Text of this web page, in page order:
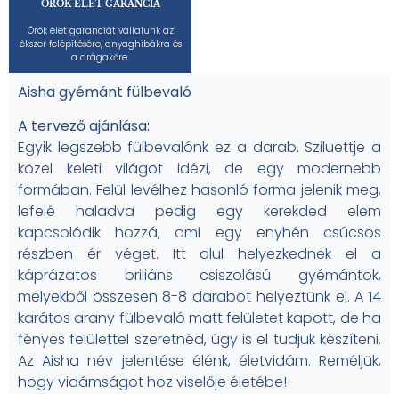
ÖRÖK ÉLET GARANCIA
Örök élet garanciát vállalunk az
ékszer felépítésére, anyaghibákra és
a drágakőre.
Aisha gyémánt fülbevaló
A tervező ajánlása:
Egyik legszebb fülbevalónk ez a darab. Sziluettje a
közel keleti világot idézi, de egy modernebb
formában. Felül levélhez hasonló forma jelenik meg,
lefelé haladva pedig egy kerekded elem
kapcsolódik hozzá, ami egy enyhén csúcsos
részben ér véget. Itt alul helyezkednek el a
káprázatos briliáns csiszolású gyémántok,
melyekből összesen 8-8 darabot helyeztünk el. A 14
karátos arany fülbevaló matt felületet kapott, de ha
fényes felülettel szeretnéd, úgy is el tudjuk készíteni.
Az Aisha név jelentése élénk, életvidám. Reméljük,
hogy vidámságot hoz viselője életébe!